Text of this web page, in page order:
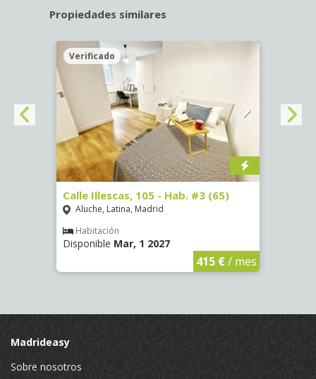
Propiedades similares
Verificado
Calle Illescas, 105 - Hab. #3 (65)
Aluche, Latina, Madrid
Habitación
Disponible Mar, 1 2027
415 €/ mes
Madrideasy
Sobre nosotros